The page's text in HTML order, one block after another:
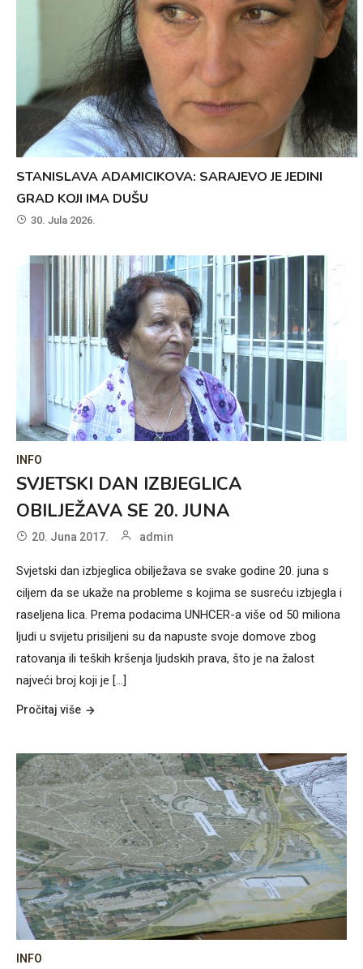
STANISLAVA ADAMICIKOVA: SARAJEVO JE JEDINI
GRAD KOJI IMA DUŠU
30. Jula 2026.
INFO
SVJETSKI DAN IZBJEGLICA
OBILJEŽAVA SE 20. JUNA
20. Juna 2017. admin
Svjetski dan izbjeglica obilježava se svake godine 20. juna s
ciljem da se ukaže na probleme s kojima se susreću izbjegla i
raseljena lica. Prema podacima UNHCER-a više od 50 miliona
ljudi u svijetu prisiljeni su da napuste svoje domove zbog
ratovanja ili teških kršenja ljudskih prava, što je na žalost
najveći broj koji je [...]
Pročitaj više
INFO